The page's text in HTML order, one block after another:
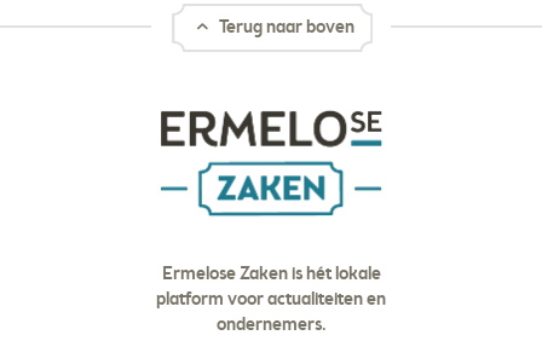
Terug naar boven
Ermelose Zaken is hét lokale
platform voor actualiteiten en
ondernemers.